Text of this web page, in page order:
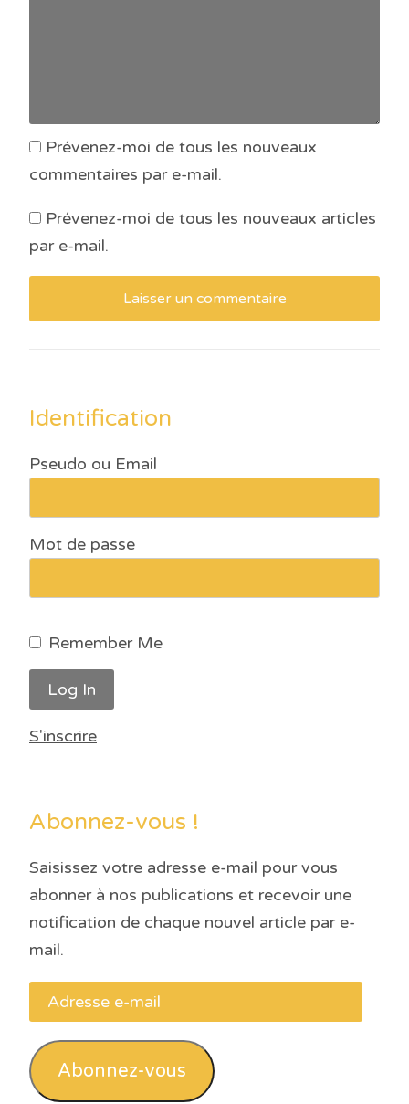
Prévenez-moi de tous les nouveaux
commentaires par e-mail.
Prévenez-moi de tous les nouveaux articles
par e-mail.
Identification
Pseudo ou Email
Mot de passe
Remember Me
S'inscrire
Abonnez-vous !
Saisissez votre adresse e-mail pour vous
abonner à nos publications et recevoir une
notification de chaque nouvel article par e-
mail.
Adresse
e-
mail
Abonnez-vous